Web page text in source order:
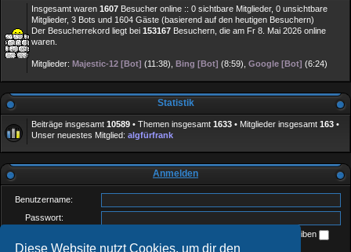
Diese Website nutzt Cookies, um dir den
Insgesamt waren 1607 Besucher online :: 0 sichtbare Mitglieder, 0 unsichtbare
Mitglieder, 3 Bots und 1604 Gäste (basierend auf den heutigen Besuchern)
Der Besucherrekord liegt bei 153167 Besuchern, die am Fr 8. Mai 2026 online
waren.
Mitglieder: Majestic-12 [Bot] (11:38), Bing [Bot] (8:59), Google [Bot] (6:24)
Statistik
Beiträge insgesamt 10589 • Themen insgesamt 1633 • Mitglieder insgesamt 163 •
Unser neuestes Mitglied: algfürfrank
Anmelden
Benutzername:
Passwort:
Angemeldet bleiben